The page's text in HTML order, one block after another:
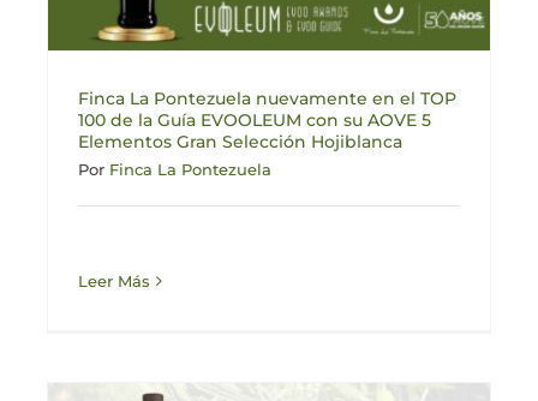
Finca La Pontezuela nuevamente en el TOP
100 de la Guía EVOOLEUM con su AOVE 5
Elementos Gran Selección Hojiblanca
Por Finca La Pontezuela
Leer Más